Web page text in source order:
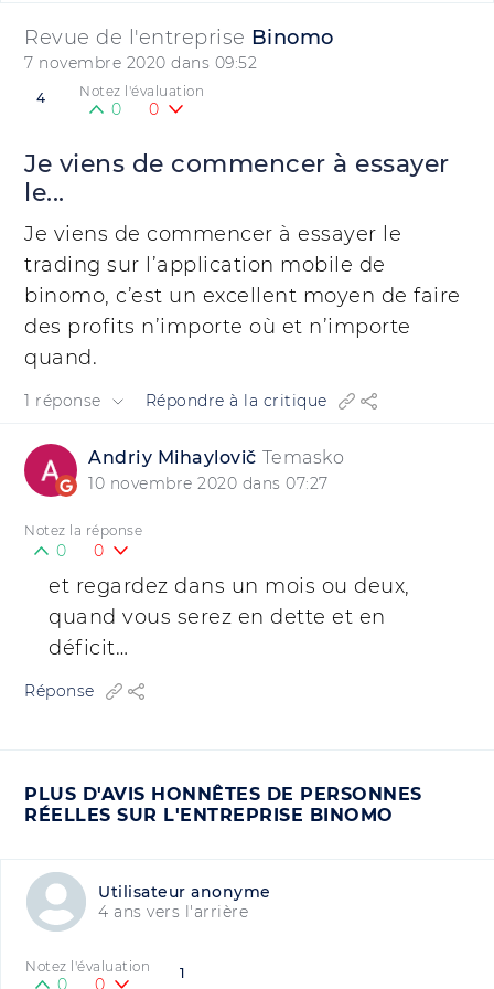
Revue de l'entreprise Binomo
7 novembre 2020 dans 09:52
4 Notez l'évaluation
0 0
Je viens de commencer à essayer
le...
Je viens de commencer à essayer le
trading sur l’application mobile de
binomo, c’est un excellent moyen de faire
des profits n’importe où et n’importe
quand.
1 réponse Répondre à la critique
Andrіy Mihaylovič Temasko
10 novembre 2020 dans 07:27
Notez la réponse
0 0
et regardez dans un mois ou deux,
quand vous serez en dette et en
déficit…
Réponse
PLUS D'AVIS HONNÊTES DE PERSONNES
RÉELLES SUR L'ENTREPRISE BINOMO
Utilisateur anonyme
4 ans vers l'arrière
1
Notez l'évaluation
0 0